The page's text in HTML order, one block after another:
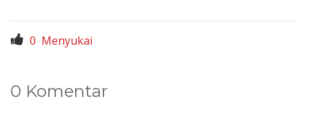
0 Menyukai
0 Komentar